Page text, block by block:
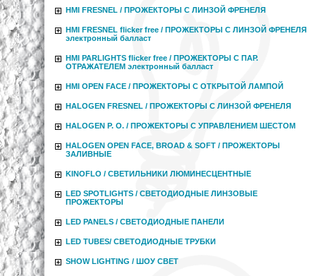
HMI FRESNEL / ПРОЖЕКТОРЫ С ЛИНЗОЙ ФРЕНЕЛЯ
HMI FRESNEL flicker free / ПРОЖЕКТОРЫ С ЛИНЗОЙ ФРЕНЕЛЯ
электронный балласт
HMI PARLIGHTS flicker free / ПРОЖЕКТОРЫ С ПАР.
ОТРАЖАТЕЛЕМ электронный балласт
HMI OPEN FACE / ПРОЖЕКТОРЫ С ОТКРЫТОЙ ЛАМПОЙ
HALOGEN FRESNEL / ПРОЖЕКТОРЫ С ЛИНЗОЙ ФРЕНЕЛЯ
HALOGEN P. O. / ПРОЖЕКТОРЫ С УПРАВЛЕНИЕМ ШЕСТОМ
HALOGEN OPEN FACE, BROAD & SOFT / ПРОЖЕКТОРЫ
ЗАЛИВНЫЕ
KINOFLO / СВЕТИЛЬНИКИ ЛЮМИНЕСЦЕНТНЫЕ
LED SPOTLIGHTS / СВЕТОДИОДНЫЕ ЛИНЗОВЫЕ
ПРОЖЕКТОРЫ
LED PANELS / СВЕТОДИОДНЫЕ ПАНЕЛИ
LED TUBES/ СВЕТОДИОДНЫЕ ТРУБКИ
SHOW LIGHTING / ШОУ СВЕТ